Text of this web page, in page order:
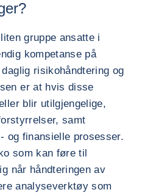
gruppe ansatte i
kompetanse på
risikohåndtering og
er at hvis disse
blir utilgjengelige,
samt
og finansielle prosesser.
som kan føre til
når håndteringen av
analyseverktøy som